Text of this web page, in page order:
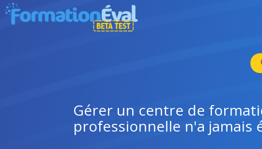
Gérer un centre de
professionnelle n'a jamais